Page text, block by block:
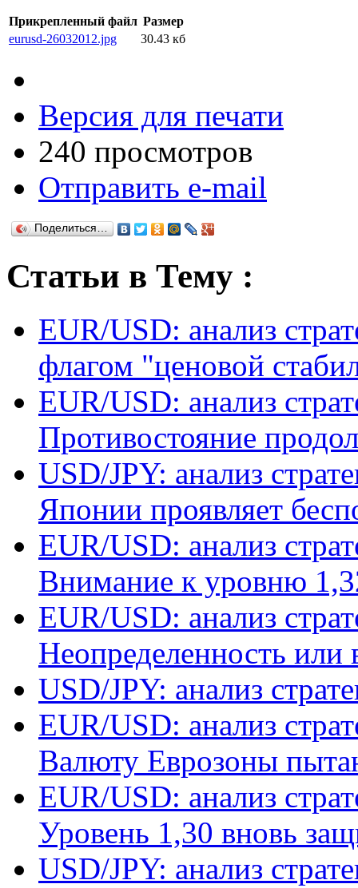
Прикрепленный файл Размер
eurusd-26032012.jpg
30.43 кб
Версия для печати
240 просмотров
Отправить e-mail
Поделиться…
Статьи в Тему :
EUR/USD: анализ
флагом "ценовой
EUR/USD: анализ
Противостояние
USD/JPY: анализ
Японии проявляет
EUR/USD: анализ
Внимание к уровню
EUR/USD: анализ
Неопределенность или
USD/JPY: анализ
EUR/USD: анализ
Валюту Еврозоны
EUR/USD: анализ
Уровень 1,30 вновь
USD/JPY: анализ